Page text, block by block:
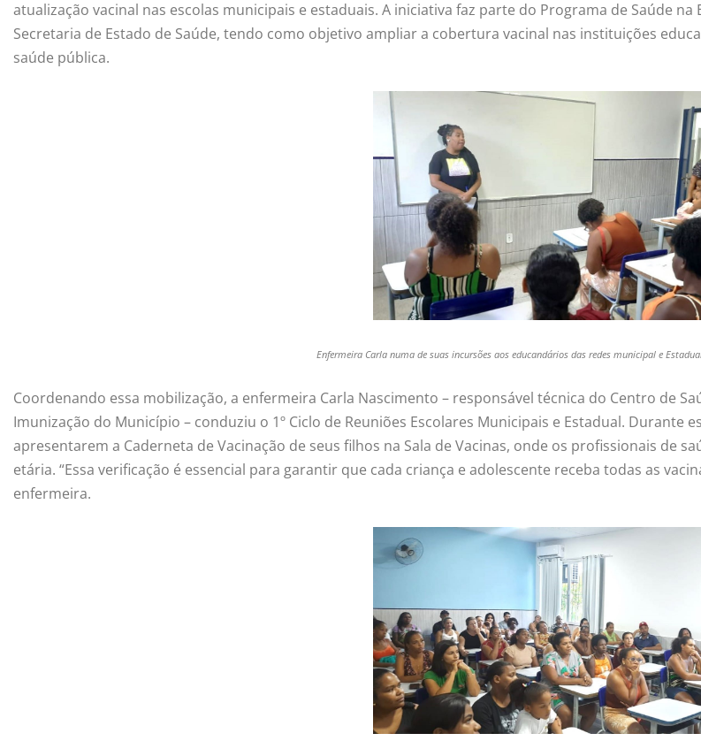
atualização vacinal nas escolas municipais e estaduais. A iniciativa faz parte do Programa de Saúde
Secretaria de Estado de Saúde, tendo como objetivo ampliar a cobertura vacinal nas instituições
saúde pública.
Enfermeira Carla numa de suas incursões aos educandários das redes municipal e
Coordenando essa mobilização, a enfermeira Carla Nascimento – responsável técnica do Centro de
Imunização do Município – conduziu o 1º Ciclo de Reuniões Escolares Municipais e Estadual. Durante
apresentarem a Caderneta de Vacinação de seus filhos na Sala de Vacinas, onde os profissionais de
etária. “Essa verificação é essencial para garantir que cada criança e adolescente receba todas as
enfermeira.